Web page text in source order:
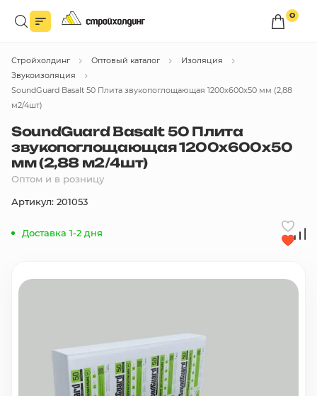
0
Войдите в личный кабинет
Вы сможете оформлять заказы
Войти
Каталог товаров
бренды
Сравнение
10 000 ₽
Минимальный заказ
+7(495) 988-86-47
Стройхолдинг Оптовый каталог
Изоляция
Звукоизоляция
SoundGuard Basalt 50 Плита звукопоглощающая 1200х600х50 мм (2,88
м2/4шт)
SoundGuard Basalt 50 Плита
звукопоглощающая 1200х600х50
мм (2,88 м2/4шт)
Оптом и в розницу
Артикул: 201053
Доставка 1-2 дня